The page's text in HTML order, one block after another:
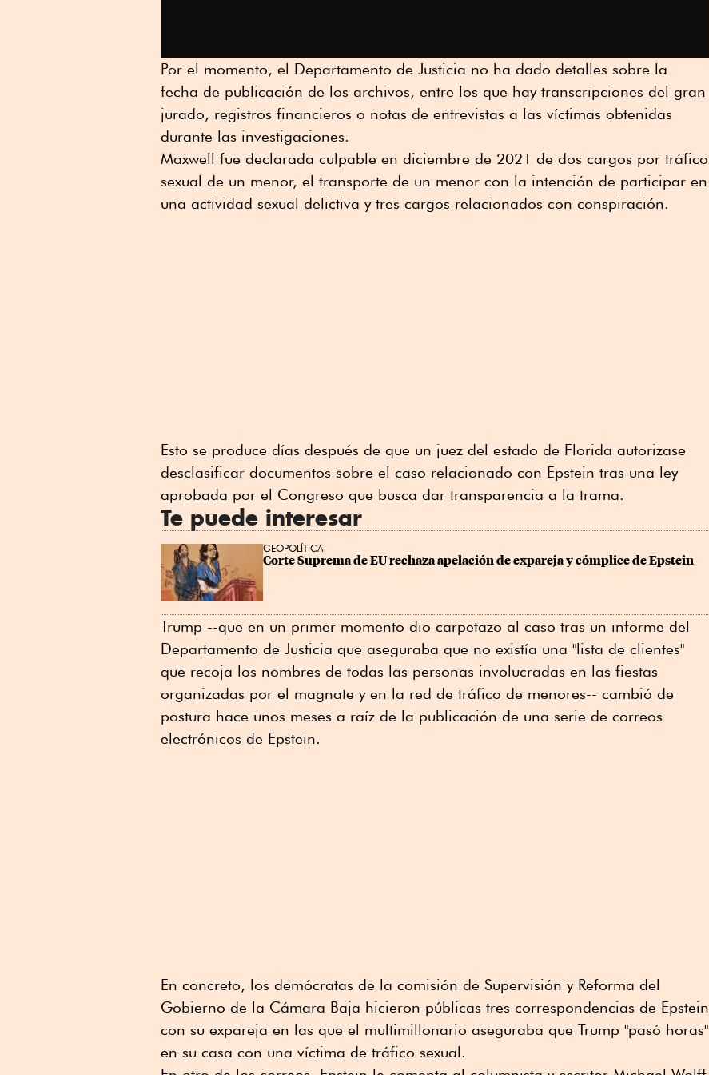
Por el momento, el Departamento de Justicia no ha dado detalles sobre la
fecha de publicación de los archivos, entre los que hay transcripciones del gran
jurado, registros financieros o notas de entrevistas a las víctimas obtenidas
durante las investigaciones.
Maxwell fue declarada culpable en diciembre de 2021 de dos cargos por tráfico
sexual de un menor, el transporte de un menor con la intención de participar en
una actividad sexual delictiva y tres cargos relacionados con conspiración.
Esto se produce días después de que un juez del estado de Florida autorizase
desclasificar documentos sobre el caso relacionado con Epstein tras una ley
aprobada por el Congreso que busca dar transparencia a la trama.
Te puede interesar
GEOPOLÍTICA
Corte Suprema de EU rechaza apelación de expareja y cómplice de Epstein
Trump --que en un primer momento dio carpetazo al caso tras un informe del
Departamento de Justicia que aseguraba que no existía una "lista de clientes"
que recoja los nombres de todas las personas involucradas en las fiestas
organizadas por el magnate y en la red de tráfico de menores-- cambió de
postura hace unos meses a raíz de la publicación de una serie de correos
electrónicos de Epstein.
En concreto, los demócratas de la comisión de Supervisión y Reforma del
Gobierno de la Cámara Baja hicieron públicas tres correspondencias de Epstein
con su expareja en las que el multimillonario aseguraba que Trump "pasó horas"
en su casa con una víctima de tráfico sexual.